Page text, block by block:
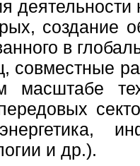
деятельности
создание
в
масштабе
и др.).